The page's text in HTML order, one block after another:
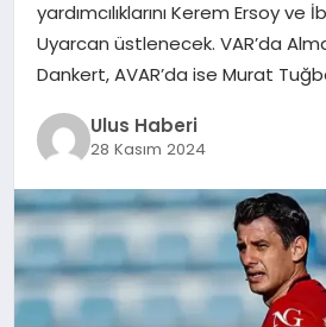
SPOR
yardımcılıklarını Kerem Ersoy ve
Uyarcan üstlenecek. VAR’da
Dankert, AVAR’da ise Murat
Ulus Haberi
28 Kasım 2024